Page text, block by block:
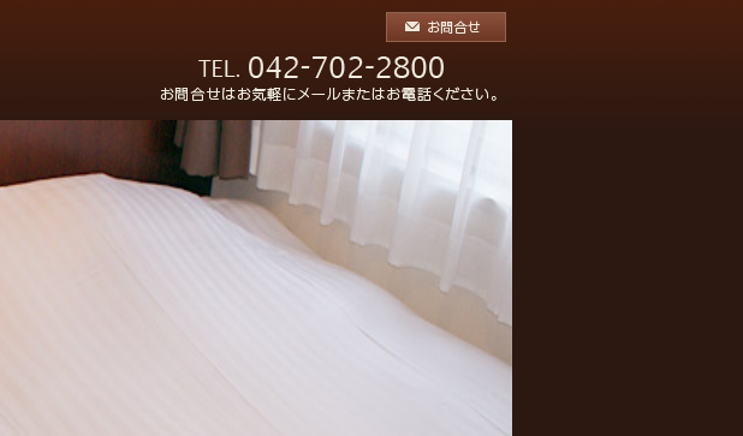
TEL：042-702-2800 ご予約・お問合せはお気軽に
お電話ください。